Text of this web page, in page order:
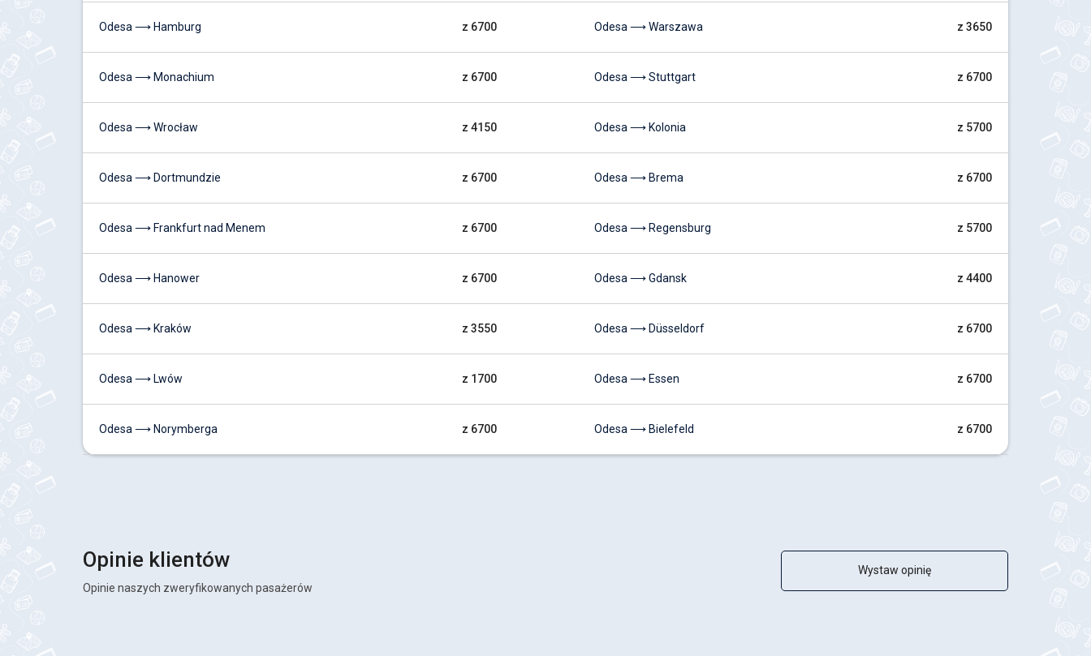
Odesa ⟶ Hamburg z 6700
Odesa ⟶ Monachium z 6700
Odesa ⟶ Wrocław z 4150
Odesa ⟶ Dortmundzie z 6700
Odesa ⟶ Frankfurt nad Menem z 6700
Odesa ⟶ Hanower z 6700
Odesa ⟶ Kraków z 3550
Odesa ⟶ Lwów z 1700
Odesa ⟶ Norymberga z 6700
Odesa ⟶ Warszawa z 3650
Odesa ⟶ Stuttgart z 6700
Odesa ⟶ Kolonia z 5700
Odesa ⟶ Brema z 6700
Odesa ⟶ Regensburg z 5700
Odesa ⟶ Gdansk z 4400
Odesa ⟶ Düsseldorf z 6700
Odesa ⟶ Essen z 6700
Odesa ⟶ Bielefeld z 6700
Opinie klientów
Opinie naszych zweryfikowanych pasażerów
Wystaw opinię